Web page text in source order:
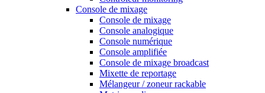
Console de mixage
Console de mixage
Console analogique
Console numérique
Console amplifiée
Console de mixage broadcast
Mixette de reportage
Mélangeur / zoneur rackable